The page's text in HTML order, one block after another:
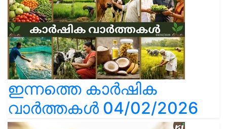
ഇന്നത്തെ കാർഷിക
വാർത്തകൾ 04/02/2026